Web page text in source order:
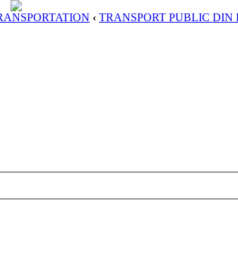
‹ TRANSPORT PUBLIC